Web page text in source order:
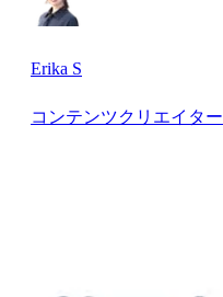
Erika S
コンテンツクリエイター